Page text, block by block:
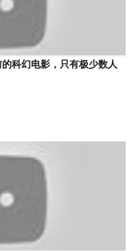
科幻电影，只有极少数人